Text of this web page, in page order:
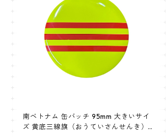
南ベトナム 缶バッチ 95mm 大きいサイ
ズ 黄底三線旗（おうていさんせんき）